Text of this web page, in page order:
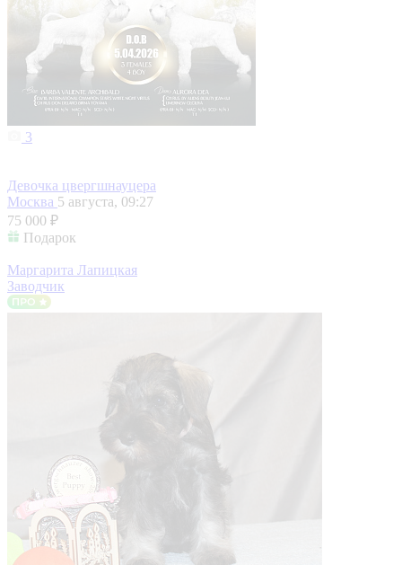
3
Девочка цвергшнауцера
Москва 5 августа, 09:27
75 000 ₽
Подарок
Маргарита Лапицкая
Заводчик